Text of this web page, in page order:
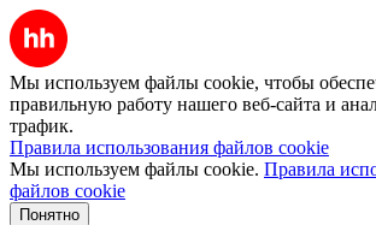
Мы используем файлы cookie, чтобы
правильную работу нашего веб-сайта и
трафик.
Правила использования файлов cookie
Мы используем файлы cookie. Правила
файлов cookie
Понятно